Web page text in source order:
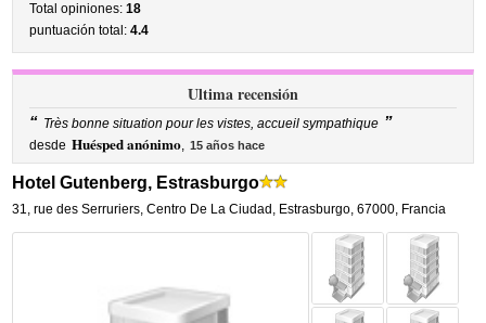
Total opiniones:18
puntuación total:4.4
Ultima recensión
“ Très bonne situation pour les vistes, accueil sympathique ”
desde Huésped anónimo, 15 años hace
Hotel Gutenberg, Estrasburgo
31, rue des Serruriers,Centro De La Ciudad, Estrasburgo,67000, Francia